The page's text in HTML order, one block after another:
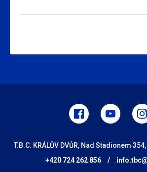
T.B.C. KRÁLŮV DVŮR, Nad Stadionem
+420 724 262 856
/